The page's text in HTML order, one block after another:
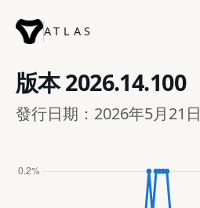
ATLAS
版本2026.14.100
發行日期：2026年5月21日